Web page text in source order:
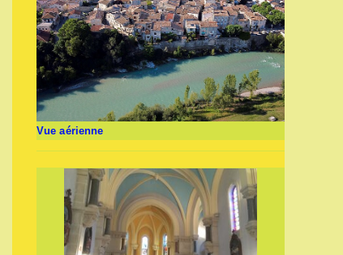
Vue aérienne